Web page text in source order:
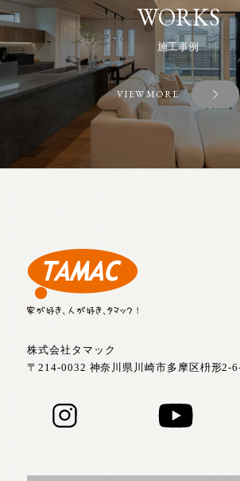
WORKS
施工事例
VIEW MORE
株式会社タマック
〒214-0032 神奈川県川崎市多摩区枡形2-